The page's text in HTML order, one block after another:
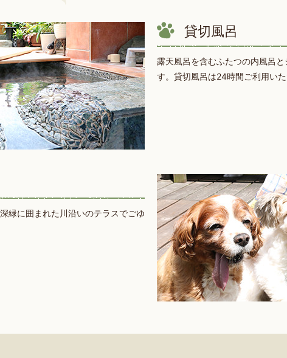
貸切風呂
露天風呂を含むふたつの内風呂
す。貸切風呂は24時間ご利用い
緑に囲まれた川沿いのテラスでごゆ